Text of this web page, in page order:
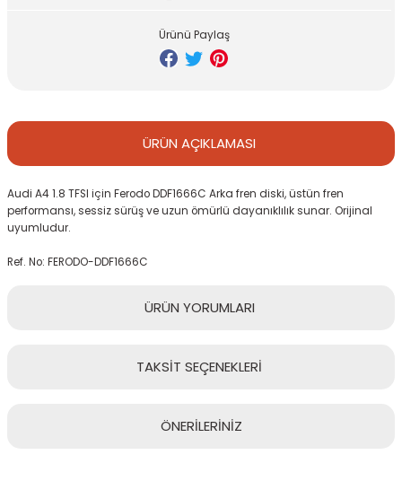
Ürünü Paylaş
ÜRÜN AÇIKLAMASI
Audi A4 1.8 TFSI için Ferodo DDF1666C Arka fren diski, üstün fren
performansı, sessiz sürüş ve uzun ömürlü dayanıklılık sunar. Orijinal
uyumludur.
Ref. No: FERODO-DDF1666C
ÜRÜN YORUMLARI
TAKSİT SEÇENEKLERİ
ÖNERİLERİNİZ